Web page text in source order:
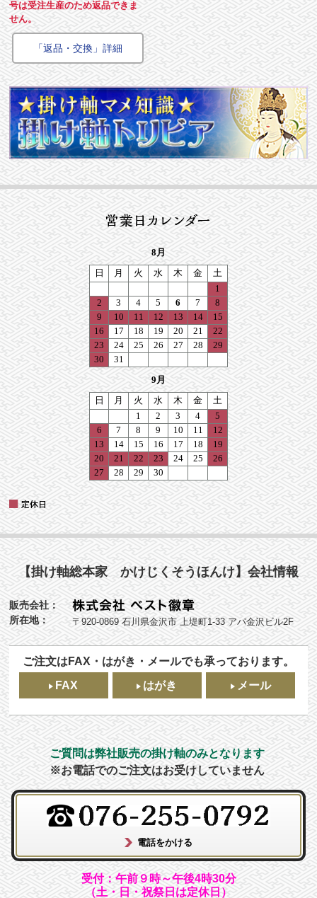
号は受注生産のため返品できま
せん。
「返品・交換」詳細
【掛け軸総本家 かけじくそうほんけ】会社情報
販売会社：
所在地：
〒920-0869 石川県金沢市 上堤町1-33 アパ金沢ビル2F
ご注文はFAX・はがき・メールでも承っております。
FAX
はがき メール
ご質問は弊社販売の掛け軸のみとなります
※お電話でのご注文はお受けしていません
受付：午前９時～午後4時30分
（土・日・祝祭日は定休日）